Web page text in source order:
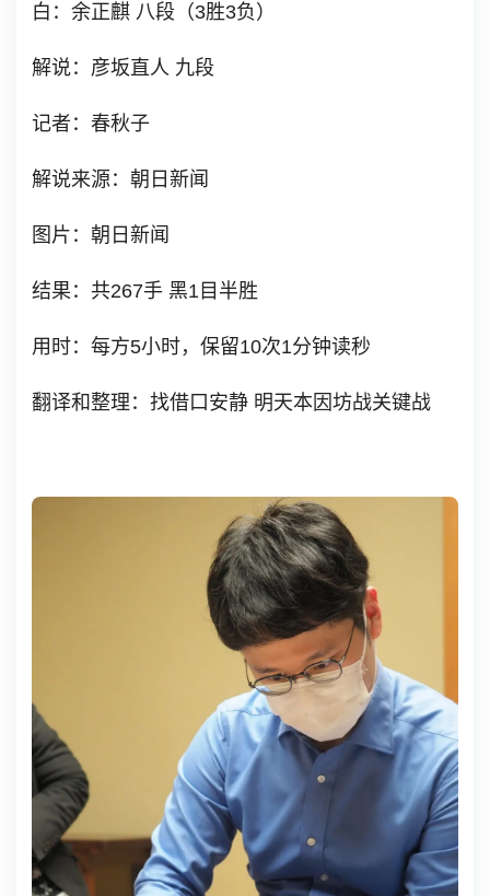
白：余正麒 八段（3胜3负）
解说：彦坂直人 九段
记者：春秋子
解说来源：朝日新闻
图片：朝日新闻
结果：共267手 黑1目半胜
用时：每方5小时，保留10次1分钟读秒
翻译和整理：找借口安静 明天本因坊战关键战